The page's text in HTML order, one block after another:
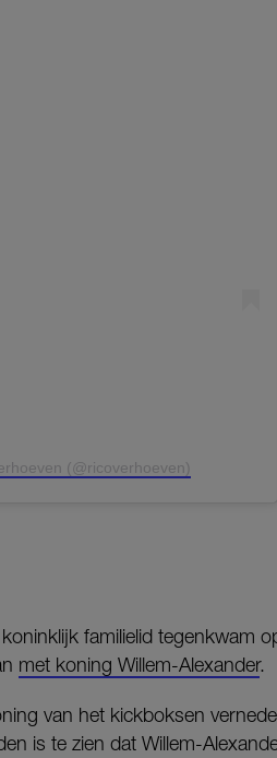
(@ricoverhoeven)
familielid tegenkwam
met koning Willem-Alexander.
van het kickboksen
is te zien dat Willem-